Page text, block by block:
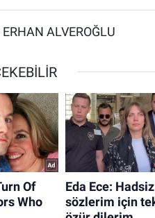
ERHAN ALVEROĞLU